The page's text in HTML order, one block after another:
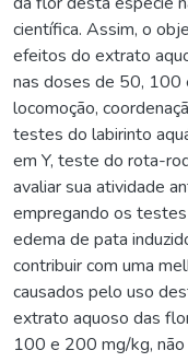
científica. Assim, o
efeitos do extrato
nas doses de 50, 100
locomoção,
testes do labirinto
em Y, teste do rota-
avaliar sua atividade
empregando os
edema de pata
contribuir com uma
causados pelo uso
extrato aquoso das
100 e 200 mg/kg,